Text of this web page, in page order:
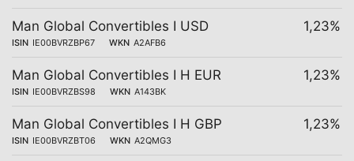
Man Global Convertibles I USD
ISIN IE00BVRZBP67 WKN A2AFB6
1,23%
Man Global Convertibles I H EUR
ISIN IE00BVRZBS98 WKN A143BK
1,23%
Man Global Convertibles I H GBP
ISIN IE00BVRZBT06 WKN A2QMG3
1,23%